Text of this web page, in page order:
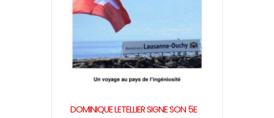
DOMINIQUE LETELLIER SIGNE SON 5E